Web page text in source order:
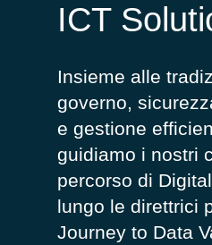
ICT
Insieme alle
governo,
e gestione
guidiamo i nostri
percorso di
lungo le direttrici
Journey to Data